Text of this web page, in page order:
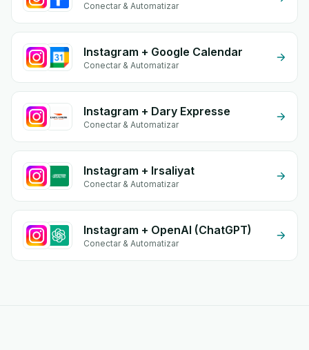
Conectar & Automatizar
Instagram + Google Calendar
Conectar & Automatizar
Instagram + Dary Expresse
Conectar & Automatizar
Instagram + Irsaliyat
Conectar & Automatizar
Instagram + OpenAI (ChatGPT)
Conectar & Automatizar